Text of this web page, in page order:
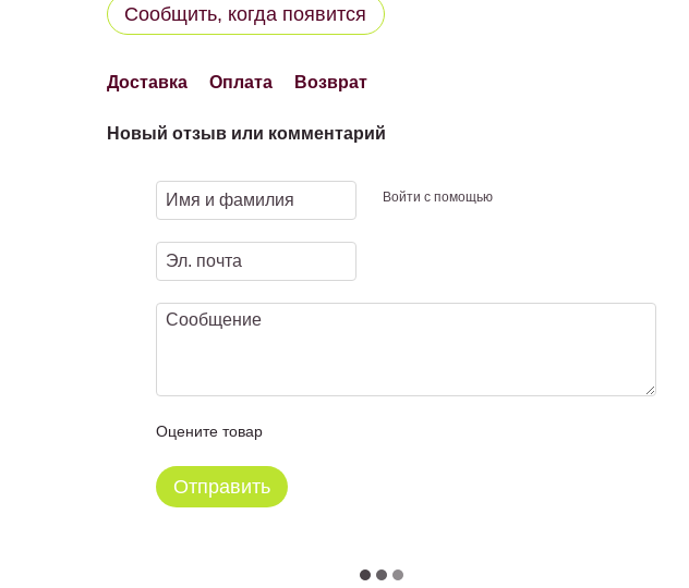
Сообщить, когда появится
Доставка Оплата Возврат
Новый отзыв или комментарий
Войти с помощью
Оцените товар
Отправить